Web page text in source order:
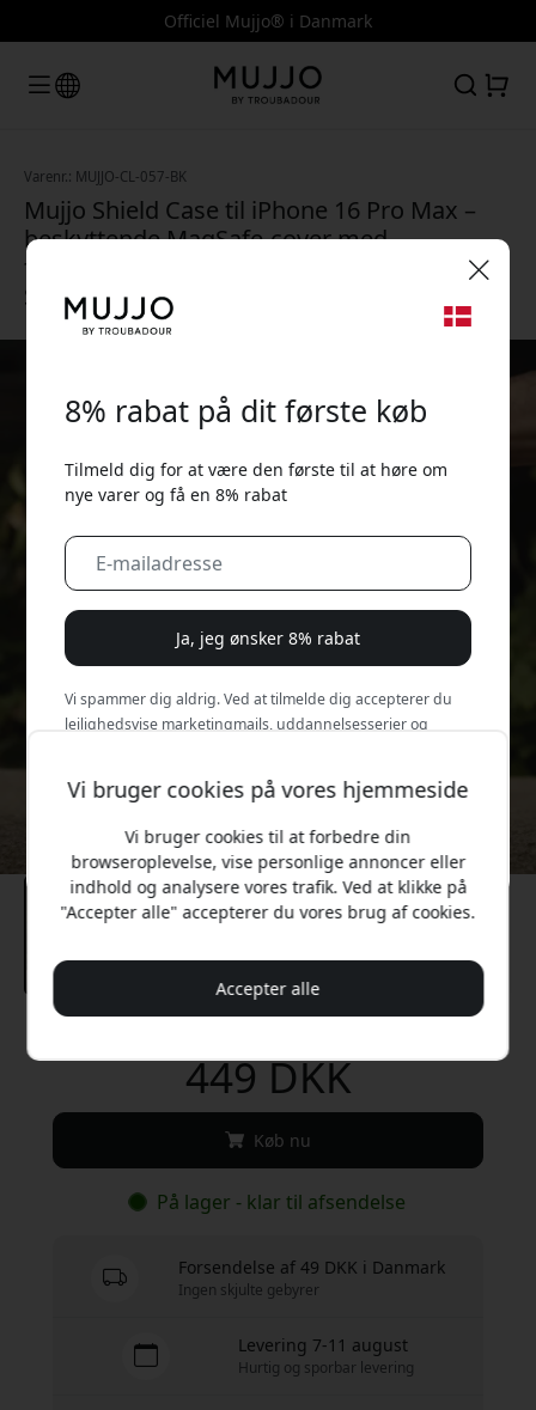
Officiel Mujjo® i Danmark
Varenr.: MUJJO-CL-057-BK
Mujjo Shield Case til iPhone 16 Pro Max –
beskyttende MagSafe-cover med
faldbeskyttelse op til 5 m og sikkert greb -
Sort
449 DKK
Køb nu
På lager - klar til afsendelse
Forsendelse af 49 DKK i Danmark
Ingen skjulte gebyrer
Levering 7-11 august
Hurtig og sporbar levering
Vi bruger cookies på vores hjemmeside
Vi bruger cookies til at forbedre din
browseroplevelse, vise personlige annoncer eller
indhold og analysere vores trafik. Ved at klikke på
"Accepter alle" accepterer du vores brug af cookies.
Accepter alle
8% rabat på dit første køb
Tilmeld dig for at være den første til at høre om
nye varer og få en 8% rabat
Ja, jeg ønsker 8% rabat
Vi spammer dig aldrig. Ved at tilmelde dig accepterer du
lejlighedsvise marketingmails, uddannelsesserier og
Nej, jeg vil hellere betale fuld pris.
🎉 Din rabatkode:
Brug denne kode ved kassen for at få 8% rabat.